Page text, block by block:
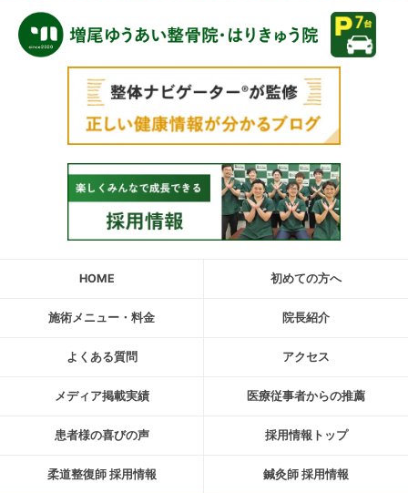
HOME 初めての方へ
施術メニュー・料金 院長紹介
よくある質問 アクセス
メディア掲載実績 医療従事者からの推薦
患者様の喜びの声 採用情報トップ
柔道整復師 採用情報 鍼灸師 採用情報